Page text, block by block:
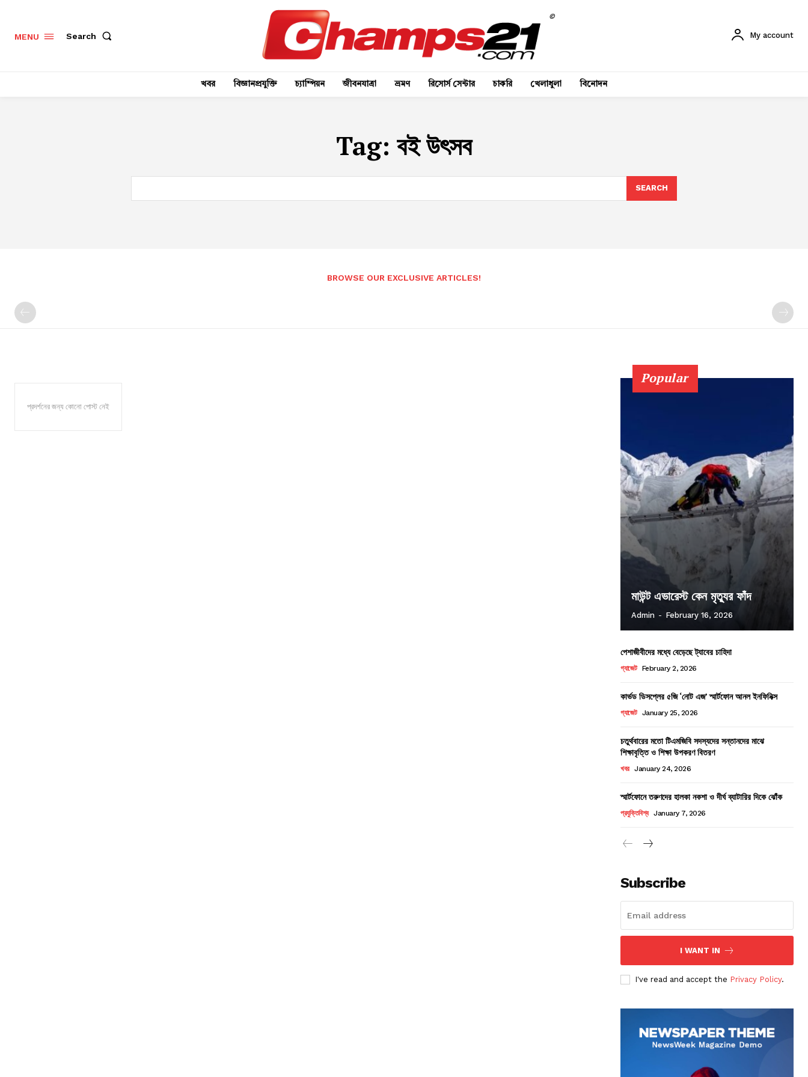
MENU Search
©
My account
খবর বিজ্ঞানপ্রযুক্তি চ্যাম্পিয়ন জীবনযাত্রা ভ্রমণ রিসোর্স সেন্টার চাকরি খেলাধুলা বিনোদন
Tag: বই উৎসব
SEARCH
BROWSE OUR EXCLUSIVE ARTICLES!
প্রদর্শনের জন্য কোনো পোস্ট নেই
Popular
মাউন্ট এভারেস্ট কেন মৃত্যুর ফাঁদ
Admin - February 16, 2026
পেশাজীবীদের মধ্যে বেড়েছে ট্যাবের চাহিদা
গ্যাজেট February 2, 2026
কার্ভড ডিসপ্লের ৫জি ‘নোট এজ’ স্মার্টফোন আনল ইনফিনিক্স
গ্যাজেট January 25, 2026
চতুর্থবারের মতো টিএমজিবি সদস্যদের সন্তানদের মাঝে
শিক্ষাবৃত্তি ও শিক্ষা উপকরণ বিতরণ
খবর January 24, 2026
স্মার্টফোনে তরুণদের হালকা নকশা ও দীর্ঘ ব্যাটারির দিকে ঝোঁক
প্রযুক্তিবিশ্ব January 7, 2026
Subscribe
I WANT IN
I've read and accept the Privacy Policy.